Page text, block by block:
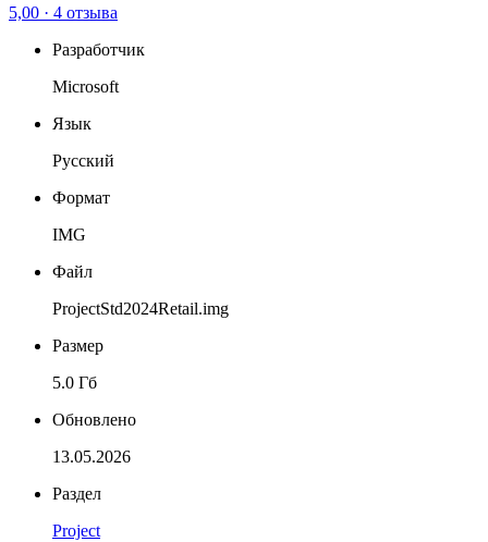
5,00 · 4 отзыва
Разработчик
Microsoft
Язык
Русский
Формат
IMG
Файл
ProjectStd2024Retail.img
Размер
5.0 Гб
Обновлено
13.05.2026
Раздел
Project